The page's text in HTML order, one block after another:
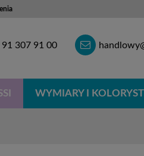
E-
91 307 91 00
WYMIARY I